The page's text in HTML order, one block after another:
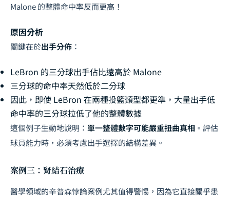
Malone 的整體命中率反而更高！
原因分析
關鍵在於出手分佈 ：
LeBron 的三分球出手佔比遠高於 Malone
三分球的命中率天然低於二分球
因此，即使 LeBron 在兩種投籃類型都更準，大量出手低
命中率的三分球拉低了他的整體數據
這個例子生動地說明： 單一整體數字可能嚴重扭曲真相 。評估
球員能力時，必須考慮出手選擇的結構差異。
案例三：腎結石治療
醫學領域的辛普森悖論案例尤其值得警惕，因為它直接關乎患